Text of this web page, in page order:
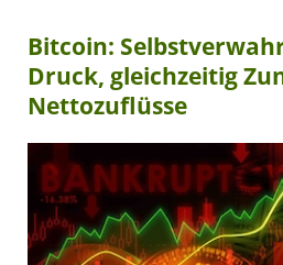
Bitcoin:
Druck, gleichzeitig
Nettozuflüsse